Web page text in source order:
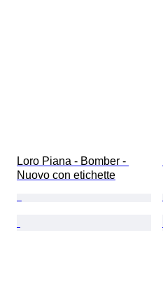
Loro Piana - Bomber -
Nuovo con etichette